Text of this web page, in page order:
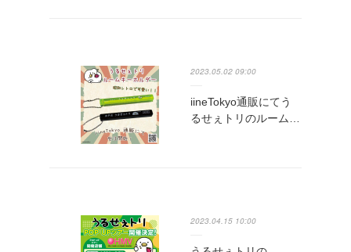
2023.05.02 09:00
iineTokyo通販にてう
るせぇトリのルーム…
2023.04.15 10:00